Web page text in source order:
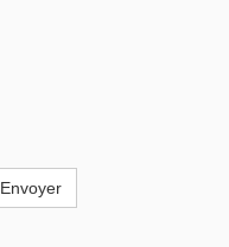
Envoyer